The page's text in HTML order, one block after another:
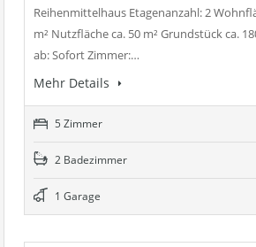
Reihenmittelhaus Etagenanzahl: 2
m² Nutzfläche ca. 50 m² Grundstück ca.
ab: Sofort Zimmer:…
Mehr Details
5 Zimmer
2 Badezimmer
1 Garage